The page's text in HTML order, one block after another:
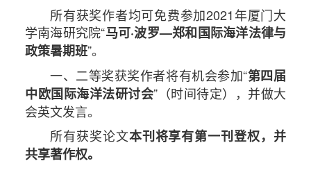
所有获奖作者均可免费参加2021年厦门大
学南海研究院“马可·波罗—郑和国际海洋法律与
政策暑期班”。
一、二等奖获奖作者将有机会参加“第四届
中欧国际海洋法研讨会”（时间待定），并做大
会英文发言。
所有获奖论文本刊将享有第一刊登权，并
共享著作权。